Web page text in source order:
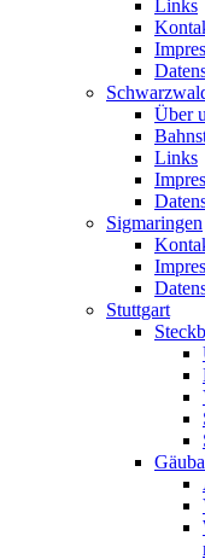
Links
Über
Links
Sigmaringen
Stuttgart